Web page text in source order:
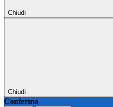
Chiudi
Chiudi
Conferma